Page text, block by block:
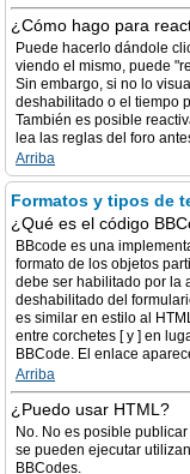
¿Cómo hago para
Puede hacerlo dándole
viendo el mismo, puede
Sin embargo, si no lo
deshabilitado o el tiempo
También es posible
lea las reglas del foro
Arriba
Formatos y tipos de
¿Qué es el código
BBcode es una
formato de los objetos
debe ser habilitado por la
deshabilitado del
es similar en estilo al
entre corchetes [ y ] en
BBCode. El enlace
Arriba
¿Puedo usar HTML?
No. No es posible
se pueden ejecutar
BBCodes.